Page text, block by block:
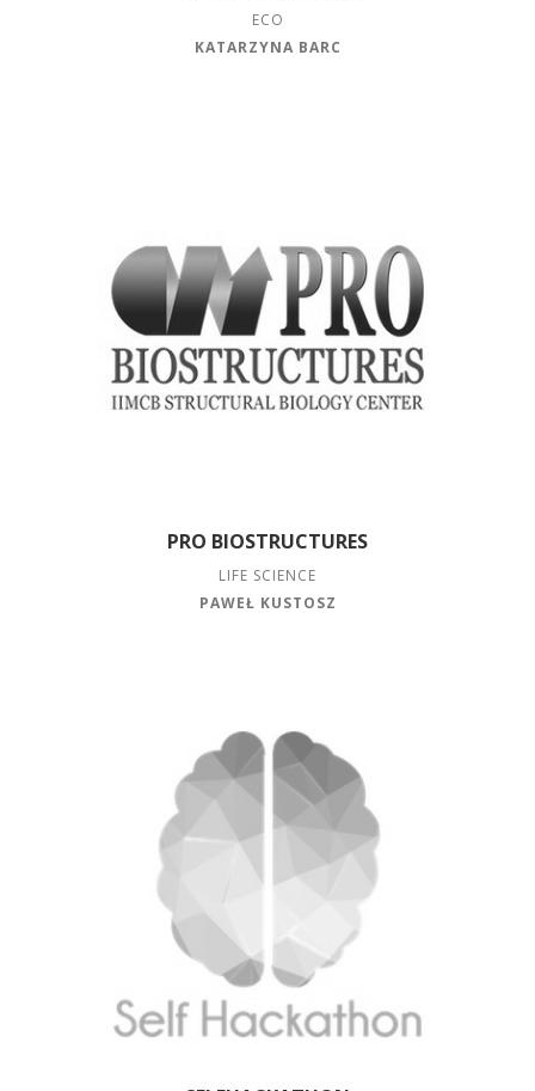
ECO
KATARZYNA BARC
PRO BIOSTRUCTURES
LIFE SCIENCE
PAWEŁ KUSTOSZ